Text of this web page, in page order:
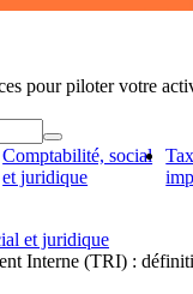
pour piloter votre
Comptabilité, social
et juridique
et juridique
Interne (TRI) :